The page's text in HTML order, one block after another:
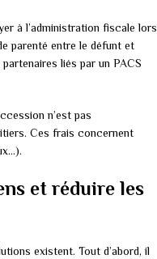
à l’administration fiscale lors
parenté entre le défunt et
liés par un PACS
n’est pas
Ces frais concernent
et réduire les
existent. Tout d’abord, il